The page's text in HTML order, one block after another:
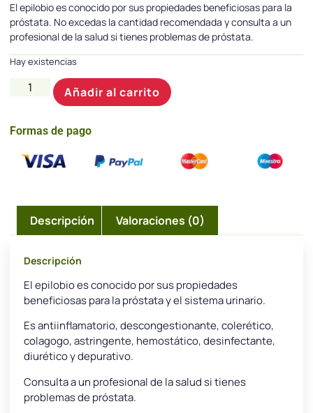
El epilobio es conocido por sus propiedades beneficiosas para la
próstata. No excedas la cantidad recomendada y consulta a un
profesional de la salud si tienes problemas de próstata.
Hay existencias
Añadir al carrito
Formas de pago
Descripción Valoraciones (0)
Descripción
El epilobio es conocido por sus propiedades
beneficiosas para la próstata y el sistema urinario.
Es antiinflamatorio, descongestionante, colerético,
colagogo, astringente, hemostático, desinfectante,
diurético y depurativo.
Consulta a un profesional de la salud si tienes
problemas de próstata.